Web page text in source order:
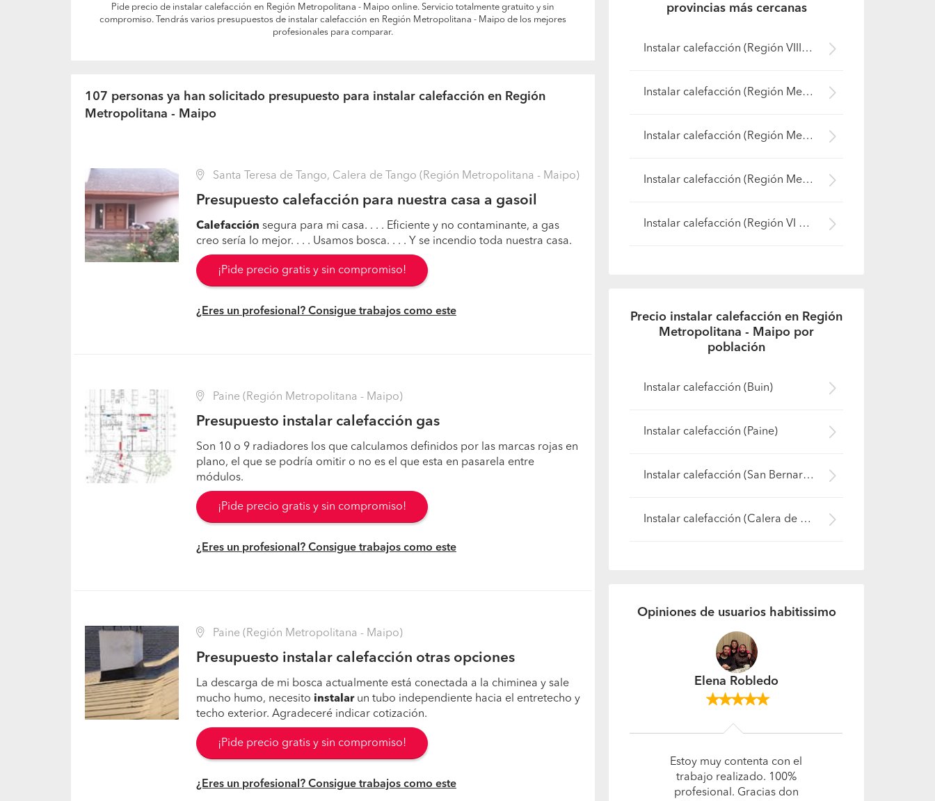
Pide precio de instalar calefacción en Región Metropolitana - Maipo online. Servicio totalmente gratuito y sin
compromiso. Tendrás varios presupuestos de instalar calefacción en Región Metropolitana - Maipo de los mejores
profesionales para comparar.
107 personas ya han solicitado presupuesto para instalar calefacción en Región
Metropolitana - Maipo
Santa Teresa de Tango, Calera de Tango (Región Metropolitana - Maipo)
Presupuesto calefacción para nuestra casa a gasoil
Calefacción segura para mi casa. . . . Eficiente y no contaminante, a gas
creo sería lo mejor. . . . Usamos bosca. . . . Y se incendio toda nuestra casa.
¡Pide precio gratis y sin compromiso!
¿Eres un profesional? Consigue trabajos como este
Paine (Región Metropolitana - Maipo)
Presupuesto instalar calefacción gas
Son 10 o 9 radiadores los que calculamos definidos por las marcas rojas en
plano, el que se podría omitir o no es el que esta en pasarela entre
módulos.
¡Pide precio gratis y sin compromiso!
¿Eres un profesional? Consigue trabajos como este
Paine (Región Metropolitana - Maipo)
Presupuesto instalar calefacción otras opciones
La descarga de mi bosca actualmente está conectada a la chiminea y sale
mucho humo, necesito instalarun tubo independiente hacia el entretecho y
techo exterior. Agradeceré indicar cotización.
¡Pide precio gratis y sin compromiso!
¿Eres un profesional? Consigue trabajos como este
provincias más cercanas
Instalar calefacción (Región VIII Biobío - Bío-Bío)
Instalar calefacción (Región Metropolitana - Cordillera)
Instalar calefacción (Región Metropolitana - Santiago)
Instalar calefacción (Región Metropolitana - Talagante)
Instalar calefacción (Región VI Libertador B. O'Higgins - Cachapoal)
Precio instalar calefacción en Región
Metropolitana - Maipo por
población
Instalar calefacción (Buin)
Instalar calefacción (Paine)
Instalar calefacción (San Bernardo)
Instalar calefacción (Calera de Tango)
Opiniones de usuarios habitissimo
Camilo
Excelente trabajo, con seriedad y
en los plazos establecidos de
forma correcta. Se agradece